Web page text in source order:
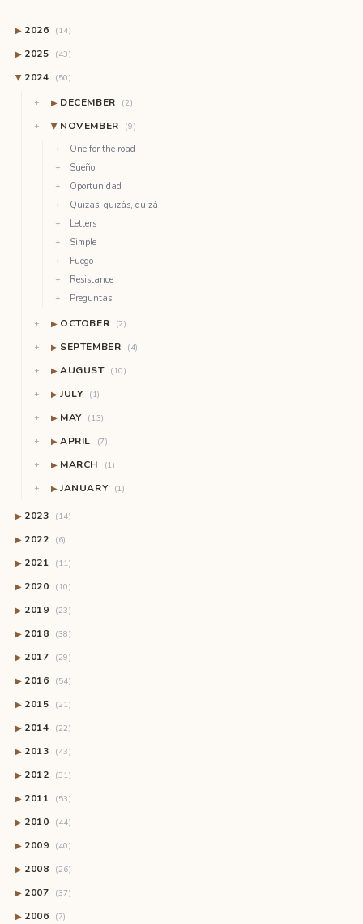
▶ 2026 (14)
▶ 2025 (43)
▶ 2024 (50)
▶ DECEMBER (2)
▶ NOVEMBER (9)
One for the road
Sueño
Oportunidad
Quizás, quizás, quizá
Letters
Simple
Fuego
Resistance
Preguntas
▶ OCTOBER (2)
▶ SEPTEMBER (4)
▶ AUGUST (10)
▶ JULY (1)
▶ MAY (13)
▶ APRIL (7)
▶ MARCH (1)
▶ JANUARY (1)
▶ 2023 (14)
▶ 2022 (6)
▶ 2021 (11)
▶ 2020 (10)
▶ 2019 (23)
▶ 2018 (38)
▶ 2017 (29)
▶ 2016 (54)
▶ 2015 (21)
▶ 2014 (22)
▶ 2013 (43)
▶ 2012 (31)
▶ 2011 (53)
▶ 2010 (44)
▶ 2009 (40)
▶ 2008 (26)
▶ 2007 (37)
▶ 2006 (7)